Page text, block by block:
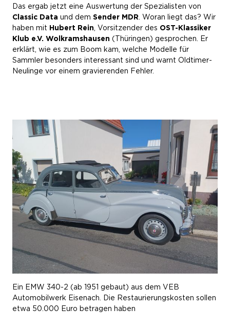
Das ergab jetzt eine Auswertung der Spezialisten von
Classic Data und dem Sender MDR . Woran liegt das? Wir
haben mit Hubert Rein , Vorsitzender des OST-Klassiker
Klub e.V. Wolkramshausen (Thüringen) gesprochen. Er
erklärt, wie es zum Boom kam, welche Modelle für
Sammler besonders interessant sind und warnt Oldtimer-
Neulinge vor einem gravierenden Fehler.
Ein EMW 340-2 (ab 1951 gebaut) aus dem VEB
Automobilwerk Eisenach. Die Restaurierungskosten sollen
etwa 50.000 Euro betragen haben